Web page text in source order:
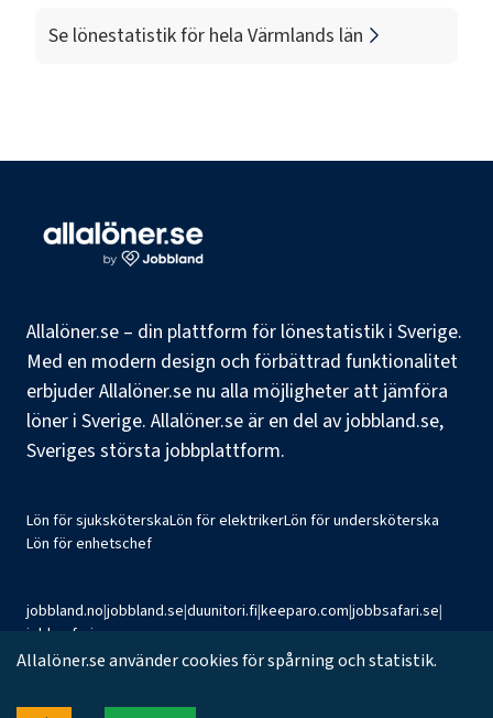
Se lönestatistik för hela Värmlands län
Allalöner.se – din plattform för lönestatistik i Sverige.
Med en modern design och förbättrad funktionalitet
erbjuder Allalöner.se nu alla möjligheter att jämföra
löner i Sverige. Allalöner.se är en del av jobbland.se,
Sveriges största jobbplattform.
Lön för sjuksköterskaLön för elektrikerLön för undersköterska
Lön för enhetschef
jobbland.no|jobbland.se|duunitori.fi|keeparo.com|jobbsafari.se|
jobbsafari.no
©2026 Jobbland AB
Allalöner.se använder cookies för spårning och statistik.